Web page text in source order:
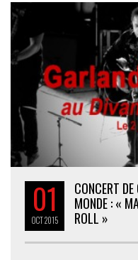
01
OCT2015
CONCERT
MONDE : «
ROLL »